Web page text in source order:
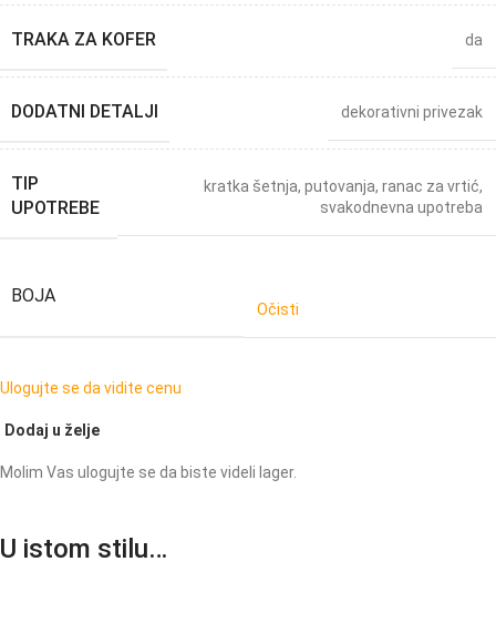
TRAKA ZA KOFER da
DODATNI DETALJI dekorativni privezak
TIP
UPOTREBE
kratka šetnja, putovanja, ranac za vrtić,
svakodnevna upotreba
BOJA
Očisti
Ulogujte se da vidite cenu
Dodaj u želje
Molim Vas ulogujte se da biste videli lager.
U istom stilu…